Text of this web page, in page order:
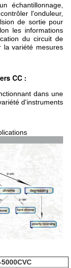
échantillonnage,
l'onduleur,
de sortie pour
les informations
du circuit de
la variété mesures
CC :
dans une
d'instruments